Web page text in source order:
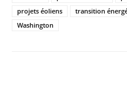
projets éoliens
transition
Washington